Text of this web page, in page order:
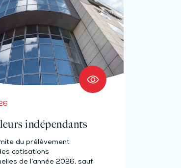
indépendants
du prélèvement
cotisations
de l’année 2026, sauf